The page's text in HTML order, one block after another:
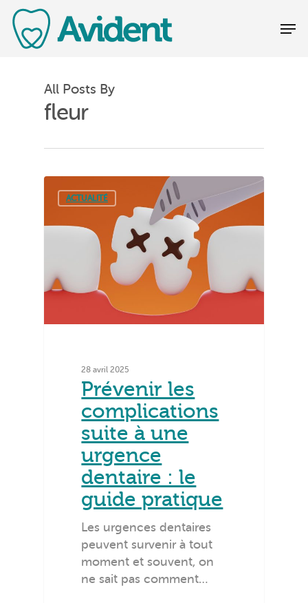
All Posts By
fleur
ACTUALITÉ
28 avril 2025
Prévenir les
complications
suite à une
urgence
dentaire : le
guide pratique
Les urgences dentaires
peuvent survenir à tout
moment et souvent, on
ne sait pas comment…